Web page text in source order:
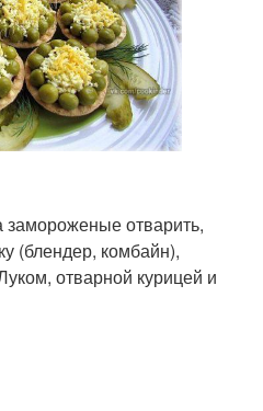
замороженые отварить,
(блендер, комбайн),
отварной курицей и